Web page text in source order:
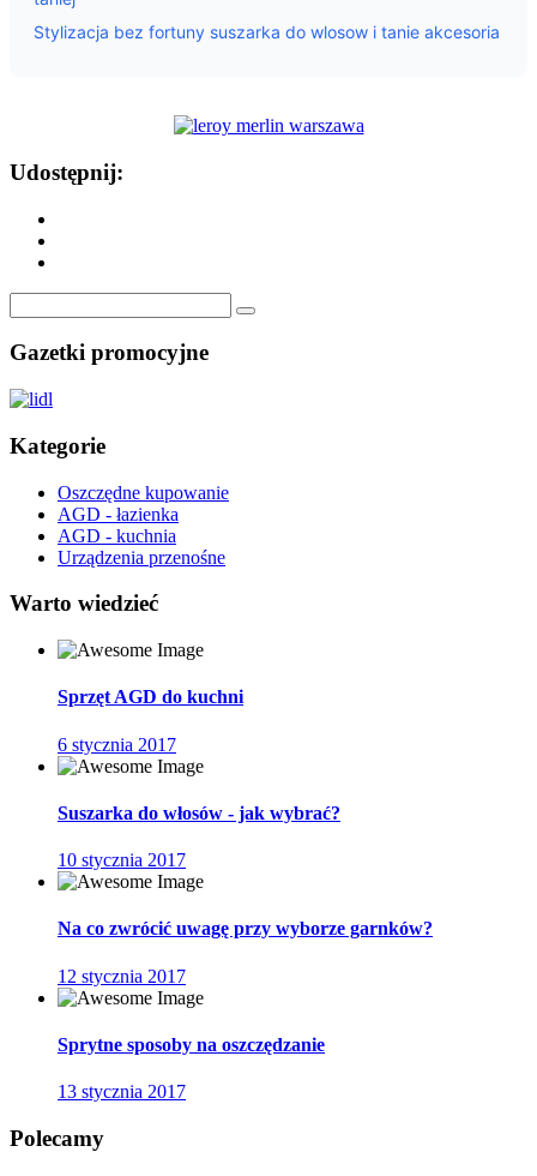
Stylizacja bez fortuny suszarka do wlosow i tanie akcesoria
Udostępnij:
Gazetki promocyjne
Kategorie
Oszczędne kupowanie
AGD - łazienka
AGD - kuchnia
Urządzenia przenośne
Warto wiedzieć
Sprzęt AGD do kuchni
6 stycznia 2017
Suszarka do włosów - jak wybrać?
10 stycznia 2017
Na co zwrócić uwagę przy wyborze garnków?
12 stycznia 2017
Sprytne sposoby na oszczędzanie
13 stycznia 2017
Polecamy